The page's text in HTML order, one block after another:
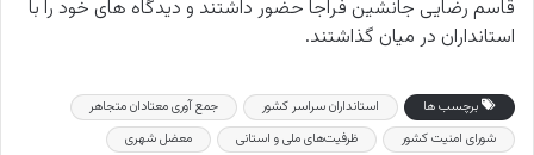
قاسم رضایی جانشین فراجا حضور داشتند و دیدگاه های خود را با
استانداران در میان گذاشتند.
برچسب ها استانداران سراسر کشور
جمع آوری معتادان متجاهر
شورای امنیت کشور
ظرفیت‌های ملی و استانی
معضل شهری